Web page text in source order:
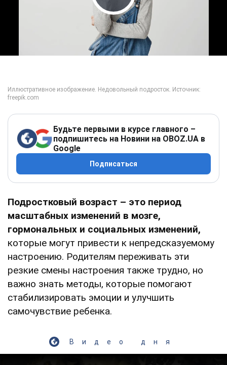
Play Video
Будьте первыми в курсе главного –
подпишитесь на Новини на OBOZ.UA в
Google
Подписаться
Подростковый возраст – это период
масштабных изменений в мозге,
гормональных и социальных изменений,
которые могут привести к непредсказуемому
настроению. Родителям переживать эти
резкие смены настроения также трудно, но
важно знать методы, которые помогают
стабилизировать эмоции и улучшить
самочувствие ребенка.
Видео дня